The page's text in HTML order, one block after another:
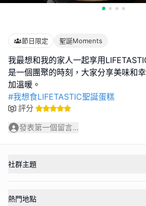
節日限定 聖誕Moments
我最想和我的家人一起享用
是一個團聚的時刻，大家分享美味和
#我想食LIFETASTIC聖誕蛋糕
評分
發表第一個留言...
社群主題
熱門地點